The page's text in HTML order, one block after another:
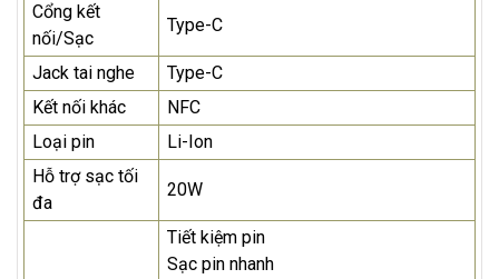
Cổng kết
nối/Sạc
Type-C
Jack tai nghe
Type-C
Kết nối khác
NFC
Loại pin
Li-Ion
Hỗ trợ sạc tối
đa
20W
Tiết kiệm pin
Sạc pin nhanh